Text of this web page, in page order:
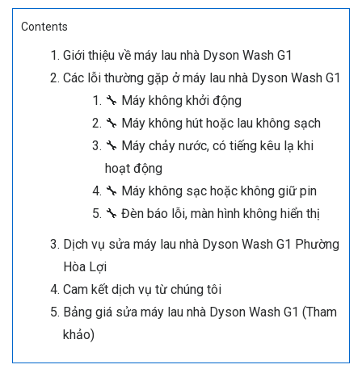
Contents
Giới thiệu về máy lau nhà Dyson Wash G1
Các lỗi thường gặp ở máy lau nhà Dyson Wash G1
🔧 Máy không khởi động
🔧 Máy không hút hoặc lau không sạch
🔧 Máy chảy nước, có tiếng kêu lạ khi
hoạt động
🔧 Máy không sạc hoặc không giữ pin
🔧 Đèn báo lỗi, màn hình không hiển thị
Dịch vụ sửa máy lau nhà Dyson Wash G1 Phường
Hòa Lợi
Cam kết dịch vụ từ chúng tôi
Bảng giá sửa máy lau nhà Dyson Wash G1 (Tham
khảo)